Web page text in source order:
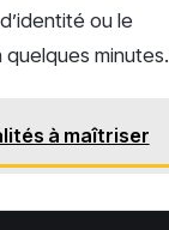
ou le
minutes.
à maîtriser